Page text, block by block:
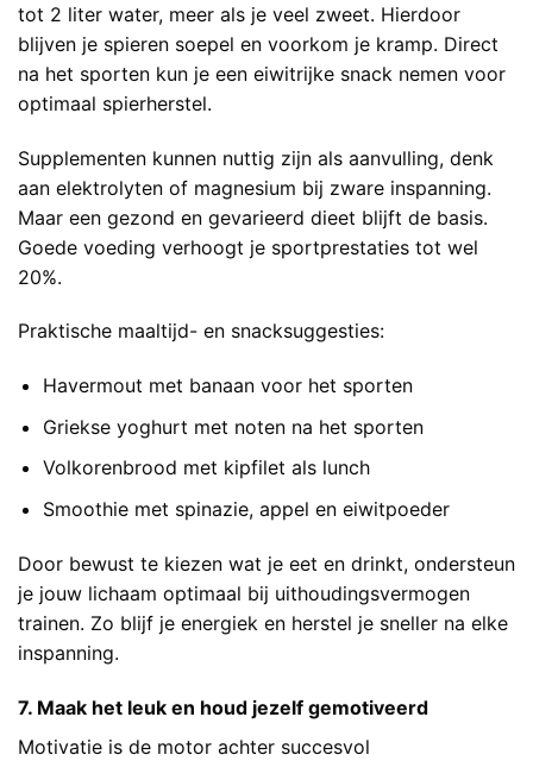
tot 2 liter water, meer als je veel zweet. Hierdoor
blijven je spieren soepel en voorkom je kramp. Direct
na het sporten kun je een eiwitrijke snack nemen voor
optimaal spierherstel.
Supplementen kunnen nuttig zijn als aanvulling, denk
aan elektrolyten of magnesium bij zware inspanning.
Maar een gezond en gevarieerd dieet blijft de basis.
Goede voeding verhoogt je sportprestaties tot wel
20%.
Praktische maaltijd- en snacksuggesties:
Havermout met banaan voor het sporten
Griekse yoghurt met noten na het sporten
Volkorenbrood met kipfilet als lunch
Smoothie met spinazie, appel en eiwitpoeder
Door bewust te kiezen wat je eet en drinkt, ondersteun
je jouw lichaam optimaal bij uithoudingsvermogen
trainen. Zo blijf je energiek en herstel je sneller na elke
inspanning.
7. Maak het leuk en houd jezelf gemotiveerd
Motivatie is de motor achter succesvol